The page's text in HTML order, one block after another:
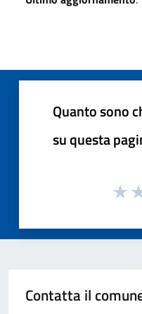
Quanto sono
su questa
Contatta il